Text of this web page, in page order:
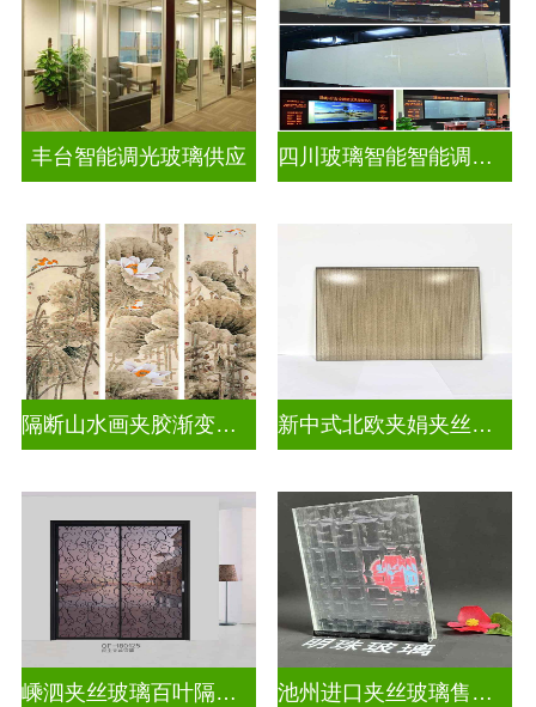
丰台智能调光玻璃供应 四川玻璃智能智能调光玻璃电控玻璃一般多少钱
隔断山水画夹胶渐变玻璃 新中式北欧夹娟夹丝玻璃
嵊泗夹丝玻璃百叶隔断拆装 池州进口夹丝玻璃售价多少